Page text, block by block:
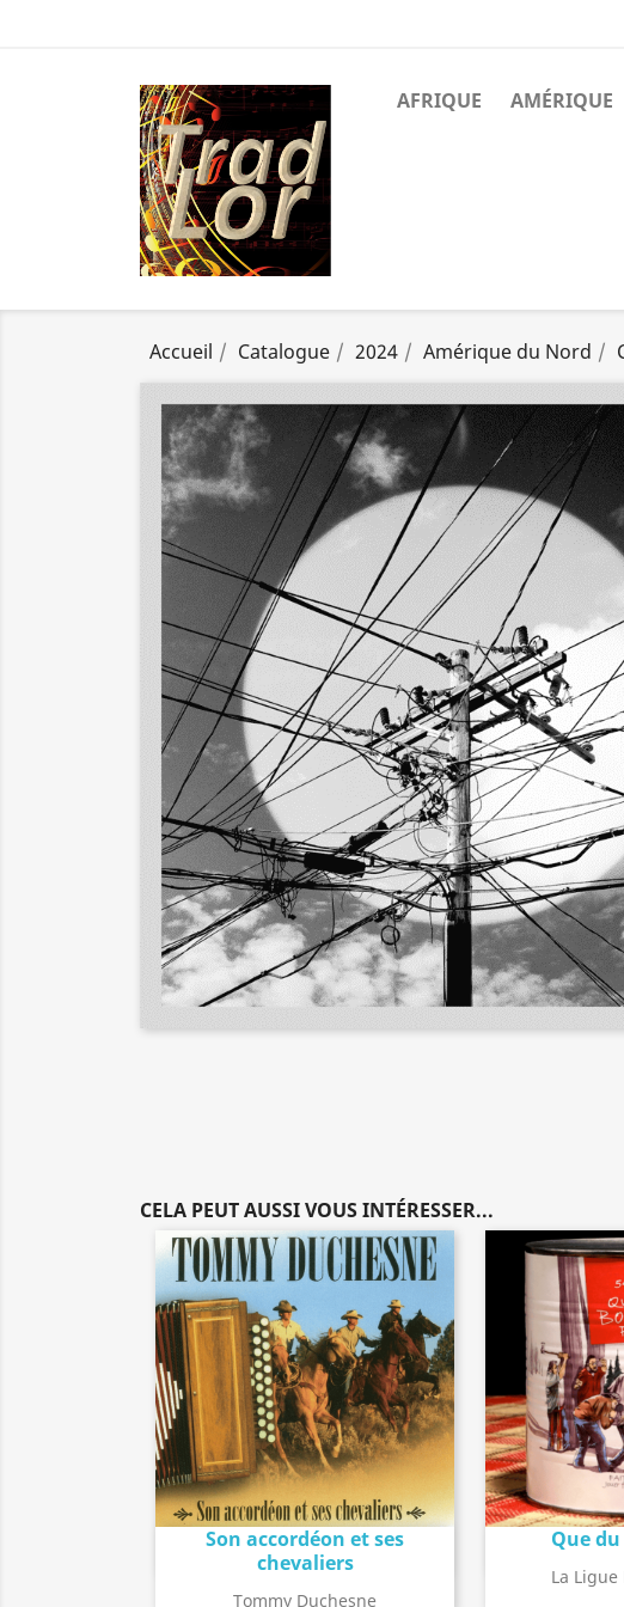
AFRIQUE AMÉRIQUE
Accueil Catalogue 2024 Amérique du Nord
CELA PEUT AUSSI VOUS INTÉRESSER...
Son accordéon et ses
chevaliers
Tommy Duchesne
search Détail de l'album Que
La
search